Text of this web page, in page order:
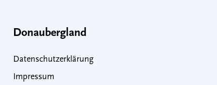
Donaubergland
Datenschutzerklärung
Impressum